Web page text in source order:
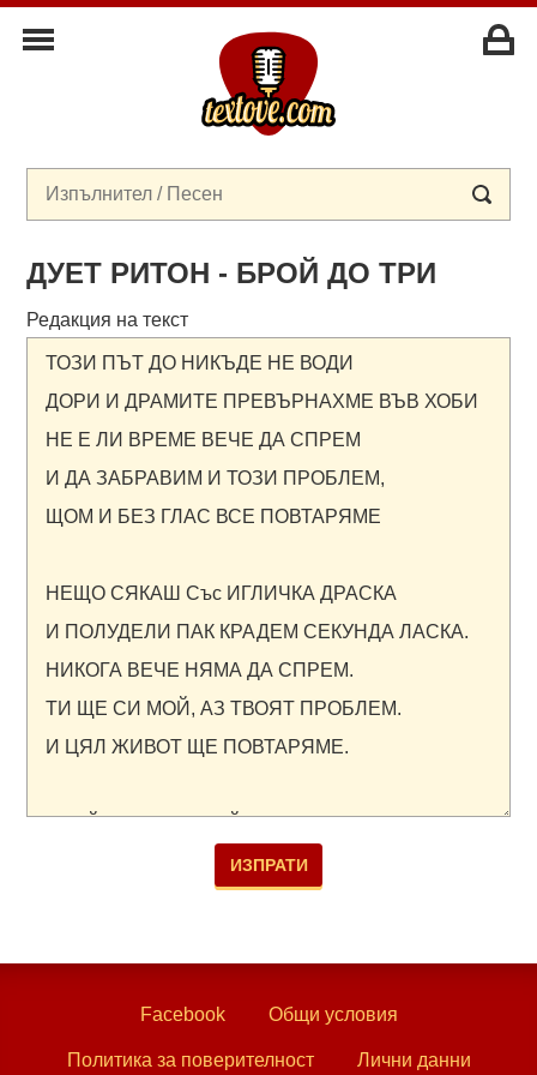
ДУЕТ РИТОН - БРОЙ ДО ТРИ
Редакция на текст
Facebook Общи условия
Политика за поверителност Лични данни